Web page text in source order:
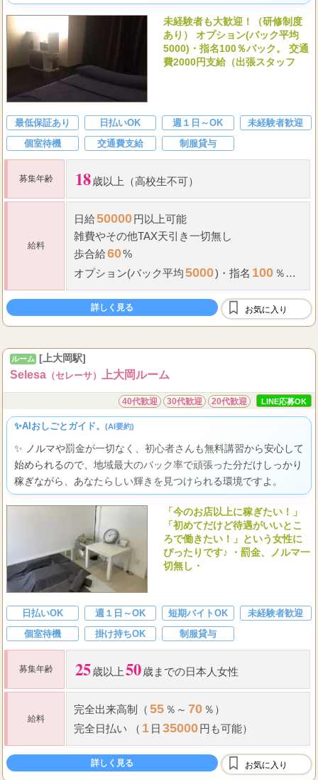
未経験者も大歓迎！（研修制度
あり） オプション(バック平均
5000)・指名100％バック。 交通
費2000円支給（出張スタッフ
最低保証あり 日払いOK 週１日～OK
未経験者歓迎
個室待機
交通費支給 制服貸与
募集年齢 18歳以上（高校生不可）
給料
日給50000円以上可能
雑費やその他TAX天引き一切無し
歩合給60%
オプション(バック平均5000) ・ 指名 100 ％バ
ック
交通費 2000
円支給（出張スタッフ）
全額完全日払い制
詳しく見る お気に入り
ルーム [上大岡駅]
Selesa （セレーサ） 上大岡ルーム
40代歓迎 30代歓迎 20代歓迎 LINE応募OK
✨AIおしごとガイド。 (AI要約)
✨ ノルマや罰金が一切なく、初心者さんも無料講習から安心して
始められるので、地域最大のバック率で頑張った分だけしっかり
稼ぎながら、あなたらしい輝きを見つけられる環境ですよ。
「今のお店以上に稼ぎたい！」
「初めてだけど待遇がいいとこ
ろで働きたい！」という女性に
ぴったりです♪ ・罰金、ノルマ一
切無し・
日払いOK 週１日～OK 短期バイトOK
未経験者歓迎
個室待機
掛け持ちOK 制服貸与
募集年齢 25歳以上 50歳までの日本人女性
給料
完全出来高制（ 55 ％～ 70 ％）
完全日払い （ 1 日 35000円も可能）
詳しく見る お気に入り